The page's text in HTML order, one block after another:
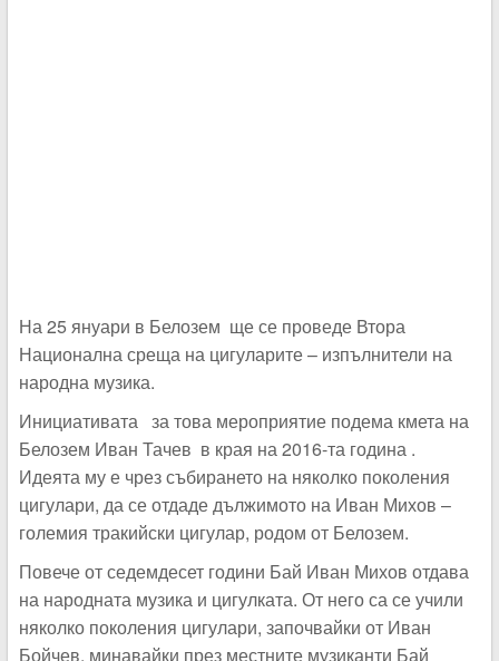
На 25 януари в Белозем ще се проведе Втора
Национална среща на цигуларите – изпълнители на
народна музика.
Инициативата за това мероприятие подема кмета на
Белозем Иван Тачев в края на 2016-та година .
Идеята му е чрез събирането на няколко поколения
цигулари, да се отдаде дължимото на Иван Михов –
големия тракийски цигулар, родом от Белозем.
Повече от седемдесет години Бай Иван Михов отдава
на народната музика и цигулката. От него са се учили
няколко поколения цигулари, започвайки от Иван
Бойчев, минавайки през местните музиканти Бай